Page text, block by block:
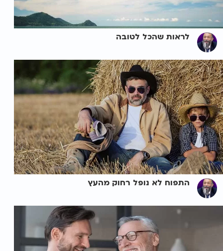
לראות שהכל לטובה
התפוח לא נופל רחוק מהעץ